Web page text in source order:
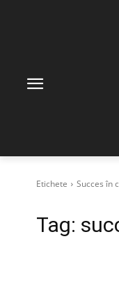
Etichete Succes în
Tag: